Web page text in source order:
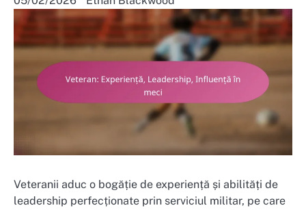
Veteranii aduc o bogăție de experiență și abilități de
leadership perfecționate prin serviciul militar, pe care